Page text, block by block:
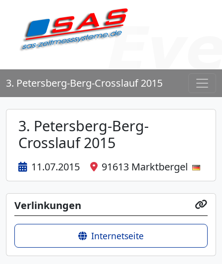
3. Petersberg-Berg-Crosslauf 2015
3. Petersberg-Berg-
Crosslauf 2015
11.07.2015 91613 Marktbergel
Verlinkungen
Internetseite